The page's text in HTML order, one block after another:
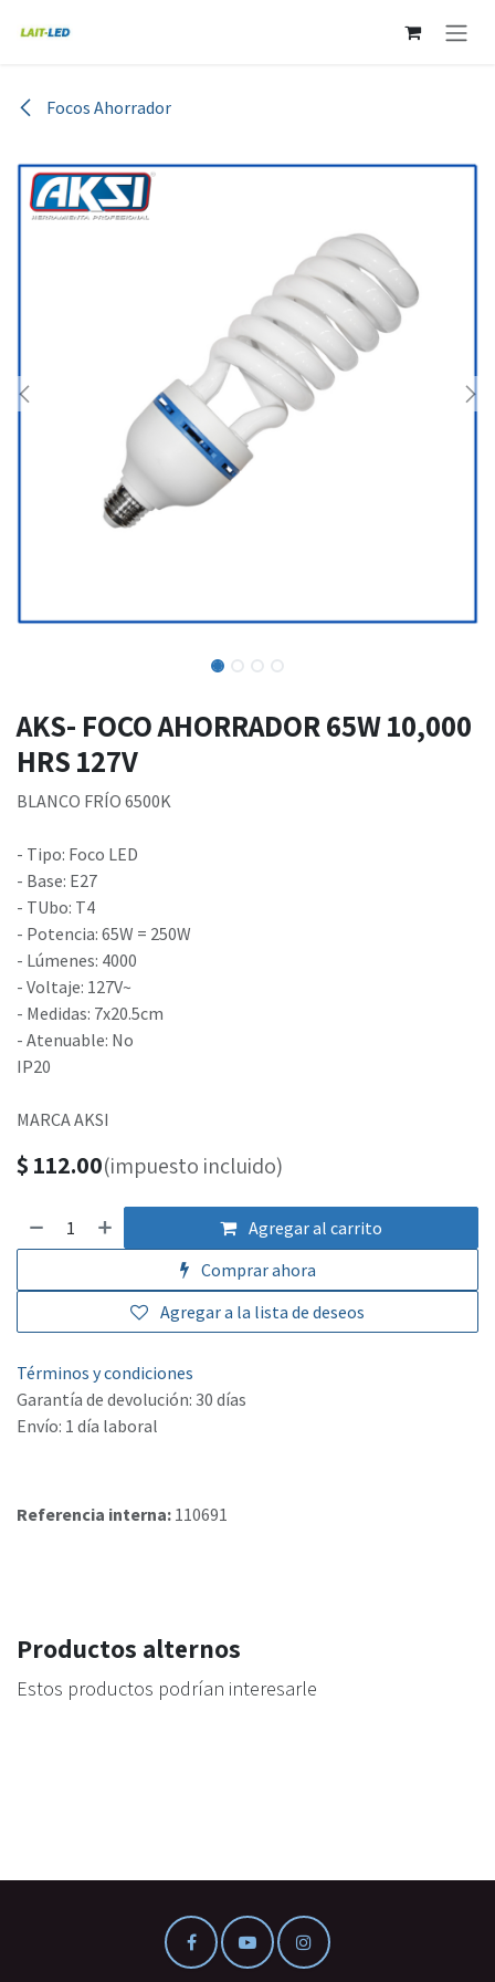
Focos Ahorrador
AKS- FOCO AHORRADOR 65W 10,000
HRS 127V
BLANCO FRÍO 6500K
- Tipo: Foco LED
- Base: E27
- TUbo: T4
- Potencia: 65W = 250W
- Lúmenes: 4000
- Voltaje: 127V~
- Medidas: 7x20.5cm
- Atenuable: No
IP20
MARCA AKSI
$ 112.00(impuesto incluido)
Agregar al carrito
Comprar ahora
Agregar a la lista de deseos
Términos y condiciones
Garantía de devolución: 30 días
Envío: 1 día laboral
Referencia interna: 110691
Productos alternos
Estos productos podrían interesarle